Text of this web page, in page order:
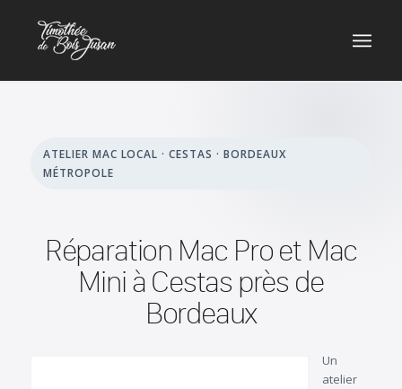
ATELIER MAC LOCAL · CESTAS · BORDEAUX
MÉTROPOLE
Réparation Mac Pro et Mac
Mini à Cestas près de
Bordeaux
Un
atelier